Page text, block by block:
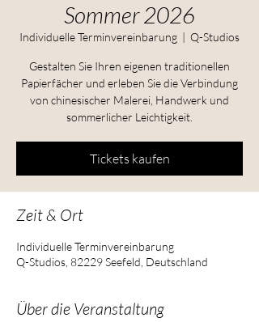
Sommer 2026
Individuelle Terminvereinbarung
  |
Q-Studios
Gestalten Sie Ihren eigenen traditionellen
Papierfächer und erleben Sie die Verbindung
von chinesischer Malerei, Handwerk und
sommerlicher Leichtigkeit.
Tickets kaufen
Zeit & Ort
Individuelle Terminvereinbarung
Q-Studios, 82229 Seefeld, Deutschland
Über die Veranstaltung